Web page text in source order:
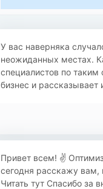
У вас наверняка
неожиданных местах.
специалистов по таким
бизнес и
Привет всем! ✌️
сегодня расскажу
Читать тут Спасибо за